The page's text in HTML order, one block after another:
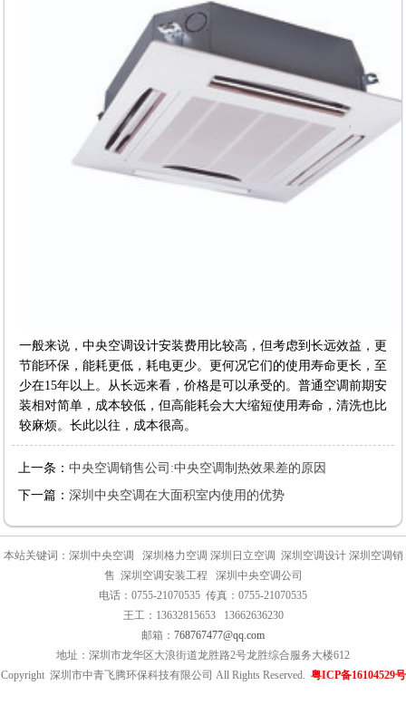
一般来说，中央空调设计安装费用比较高，但考虑到长远效益，更
节能环保，能耗更低，耗电更少。更何况它们的使用寿命更长，至
少在15年以上。从长远来看，价格是可以承受的。普通空调前期安
装相对简单，成本较低，但高能耗会大大缩短使用寿命，清洗也比
较麻烦。长此以往，成本很高。
上一条：中央空调销售公司:中央空调制热效果差的原因
下一篇：深圳中央空调在大面积室内使用的优势
本站关键词：深圳中央空调 深圳格力空调 深圳日立空调 深圳空调设计 深圳空调销
售 深圳空调安装工程 深圳中央空调公司
电话：0755-21070535 传真：0755-21070535
王工：13632815653 13662636230
邮箱： 768767477@qq.com
地址：深圳市龙华区大浪街道龙胜路2号龙胜综合服务大楼612
Copyright 深圳市中青飞腾环保科技有限公司 All Rights Reserved. 粤ICP备16104529号